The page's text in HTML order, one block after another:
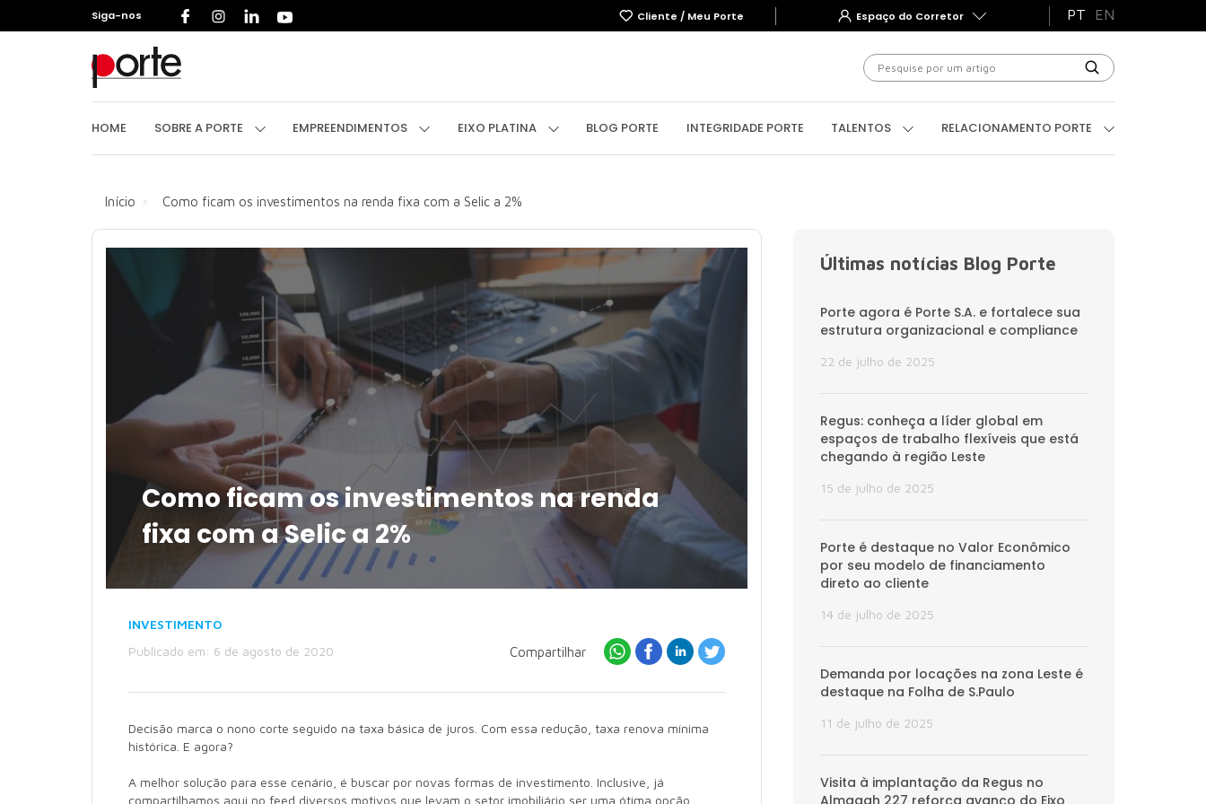
Siga-nos Cliente / Meu Porte Espaço do Corretor PT EN
INTEGRIDADE PORTE TALENTOS RELACIONAMENTO
HOME SOBRE A PORTE EMPREENDIMENTOS EIXO PLATINA BLOG PORTE INTEGRIDADE PORTE TALENTOS RELACIONAMENTO PORTE
Início Como ficam os investimentos na renda fixa com a Selic a 2%
Como ficam os investimentos na renda
fixa com a Selic a 2%
INVESTIMENTO
Publicado em: 6 de agosto de 2020
Compartilhar
Decisão marca o nono corte seguido na taxa básica de juros. Com essa redução, taxa renova mínima
histórica. E agora?
A melhor solução para esse cenário, é buscar por novas formas de investimento. Inclusive, já
compartilhamos aqui no feed diversos motivos que levam o setor imobiliário ser uma ótima opção,
Últimas notícias Blog Porte
Porte agora é Porte S.A. e fortalece sua
estrutura organizacional e compliance
22 de julho de 2025
Regus: conheça a líder global em
espaços de trabalho flexíveis que está
chegando à região Leste
15 de julho de 2025
Porte é destaque no Valor Econômico
por seu modelo de financiamento
direto ao cliente
14 de julho de 2025
Demanda por locações na zona Leste é
destaque na Folha de S.Paulo
11 de julho de 2025
Visita à implantação da Regus no
Almagah 227 reforça avanço do Eixo